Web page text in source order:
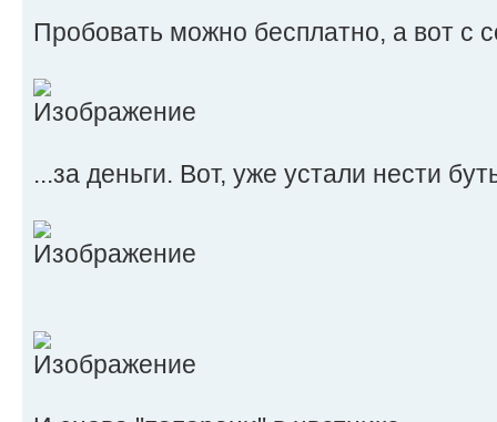
Пробовать можно бесплатно, а вот с
...за деньги. Вот, уже устали нести